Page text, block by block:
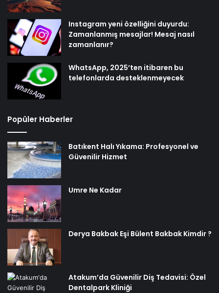
Instagram yeni özelliğini duyurdu:
Zamanlanmış mesajlar! Mesaj nasıl
zamanlanır?
WhatsApp, 2025’ten itibaren bu
telefonlarda desteklenmeyecek
Popüler Haberler
Batıkent Halı Yıkama: Profesyonel ve
Güvenilir Hizmet
Umre Ne Kadar
Derya Bakbak Eşi Bülent Bakbak Kimdir ?
Atakum’da Güvenilir Diş Tedavisi: Özel
Dentalpark Kliniği